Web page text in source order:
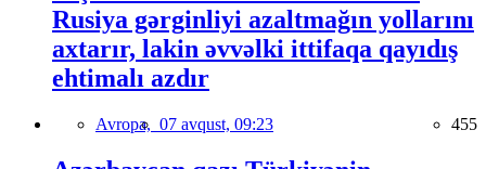
Rusiya gərginliyi azaltmağın yollarını
axtarır, lakin əvvəlki ittifaqa qayıdış
ehtimalı azdır
Avropa, 07 avqust, 09:23 455